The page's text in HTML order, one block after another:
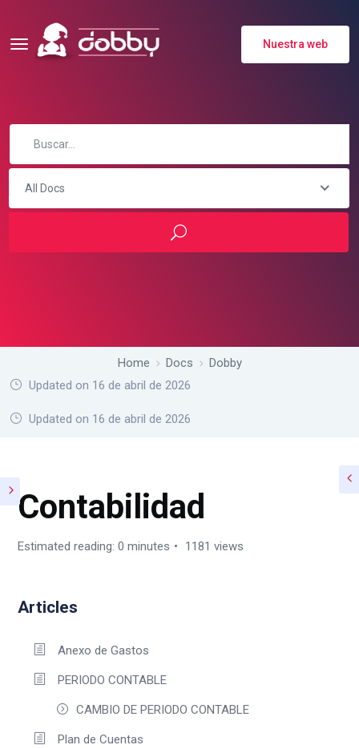
Nuestra web
All Docs
Home Docs
Dobby
Updated on 16 de abril de 2026
Updated on 16 de abril de 2026
Contabilidad
Estimated reading: 0 minutes 1181 views
Articles
Anexo de Gastos
PERIODO CONTABLE
CAMBIO DE PERIODO CONTABLE
Plan de Cuentas